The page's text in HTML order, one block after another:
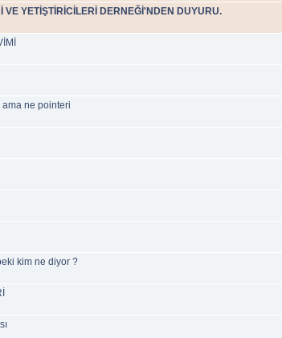
YETİŞTİRİCİLERİ DERNEĞİ'NDEN DUYURU.
ama ne pointeri
kim ne diyor ?